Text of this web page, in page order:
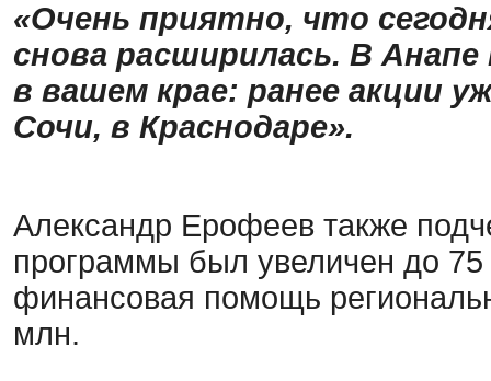
«Очень приятно, что
снова расширилась. В
в вашем крае: ранее акции
Сочи, в Краснодаре».
Александр Ерофеев также
программы был увеличен до 75
финансовая помощь
млн.